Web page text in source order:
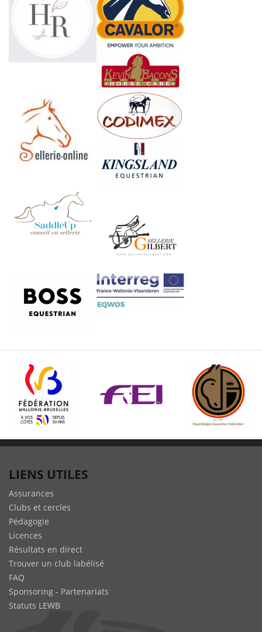
LIENS UTILES
Assurances
Clubs et cercles
Pédagogie
Licences
Résultats en direct
Trouver un club labélisé
FAQ
Sponsoring - Partenariats
Statuts LEWB